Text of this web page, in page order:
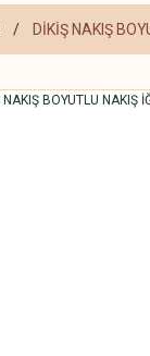
DİKİŞ NAKIŞ